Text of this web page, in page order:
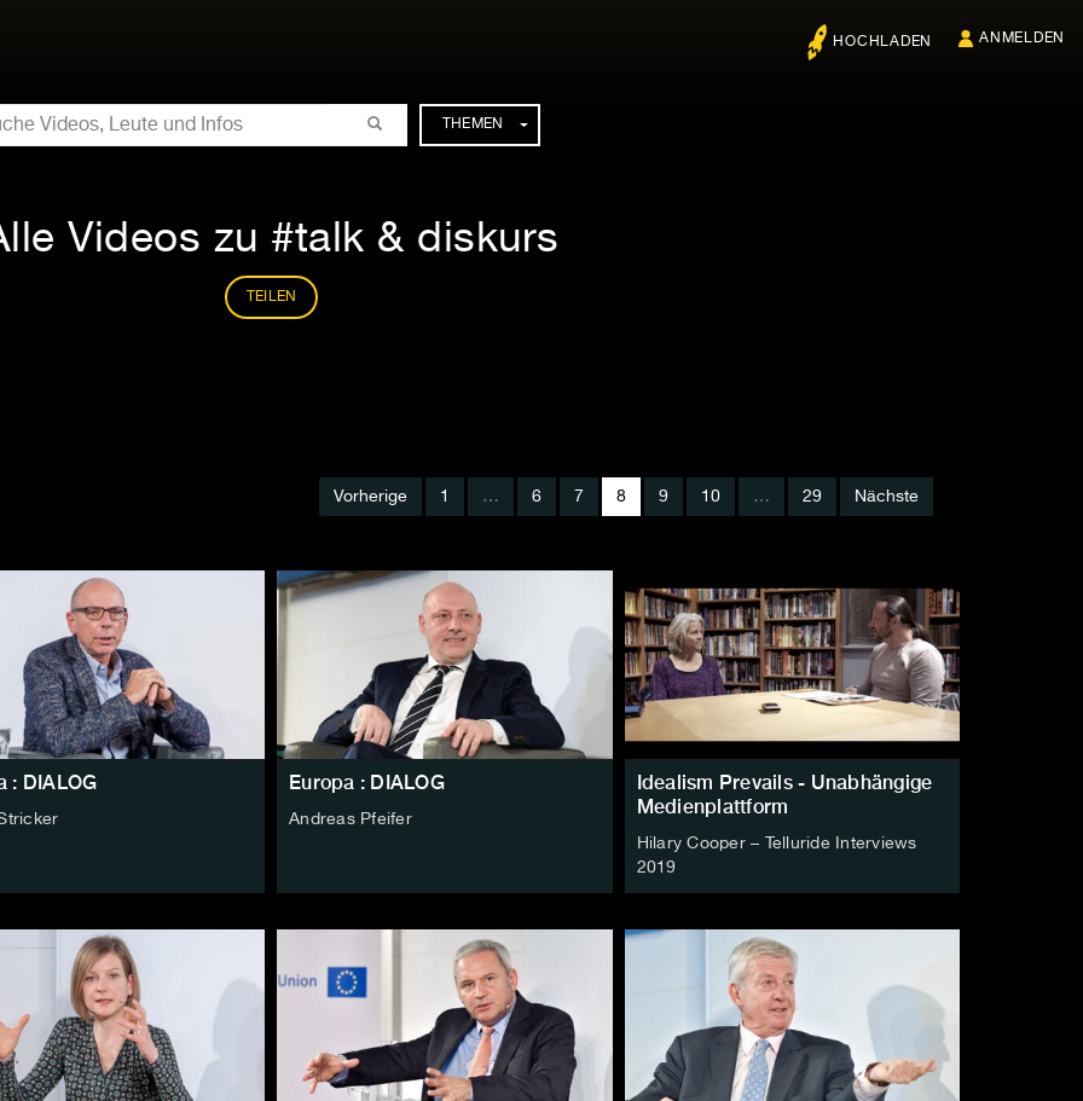
HOCHLADEN ANMELDEN
THEMEN
Videos zu #talk & diskurs
TEILEN
Vorherige 1 … 6 7 8 9 10 … 29 Nächste
: DIALOG Europa : DIALOG
Andreas Pfeifer
Idealism Prevails - Unabhängige
Medienplattform
Hilary Cooper – Telluride Interviews
2019